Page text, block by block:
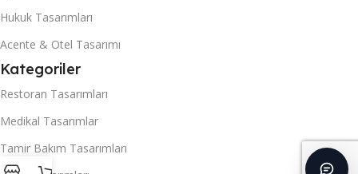
Hukuk Tasarımları
Acente & Otel Tasarımı
Kategoriler
Restoran Tasarımları
Medikal Tasarımlar
Tamir Bakım Tasarımları